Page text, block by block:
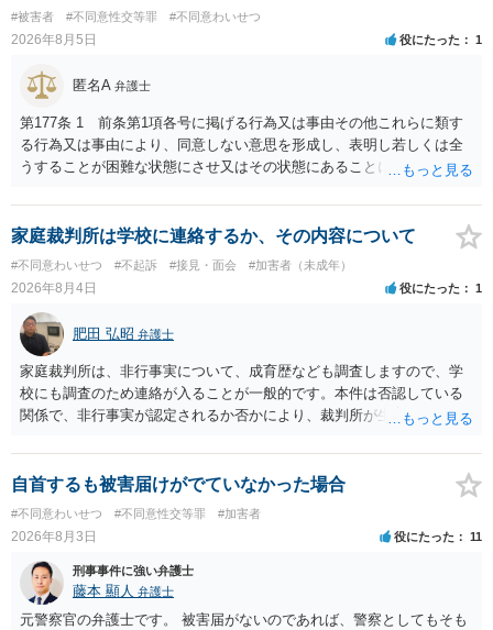
#被害者 #不同意性交等罪 #不同意わいせつ
2026年8月5日 役にたった 1
匿名A 弁護士
第177条 1 前条第1項各号に掲げる行為又は事由その他これらに類す
る行為又は事由により、同意しない意思を形成し、表明し若しくは全
うすることが困難な状態にさせ又はその状態にあることに乗じて、性
く。）若しくは物を挿入する行為であってわいせつなもの（以下この
条及び第179条第2項において「性交等」という。）をした者は、婚姻
関係の有無にかかわらず、5年以上の有期拘禁刑に処する。 第176条 1
次に掲げる行為又は事由その他これらに類する行為又は事由により、
同意しない意思を形成し、表明し若しくは全うすることが困難な状態
にさせ又はその状態にあることに乗じて、わいせつな行為をした者
は、婚姻関係の有無にかかわらず、6月以上10年以下の拘禁刑に処す
る。 ③アルコール若しくは薬物を摂取させること又はそれらの影響が
あること。 以上の通りですから、アルコール摂取だけでなく、「同意
しない意思を形成し、表明し若しくは全うすることが困難な状態」で
家庭裁判所は学校に連絡するか、その内容について
#不同意わいせつ #不起訴 #接見・面会 #加害者（未成年）
2026年8月4日 役にたった 1
肥田 弘昭 弁護士
家庭裁判所は、非行事実について、成育歴なども調査しますので、学
校にも調査のため連絡が入ることが一般的です。本件は否認している
関係で、非行事実が認定されるか否かにより、裁判所が生育歴なども
ば無罪であり、非行がないのですから、その先の調査はないかと思い
ます。ご参考にしてください。
自首するも被害届けがでていなかった場合
#不同意わいせつ #不同意性交等罪 #加害者
2026年8月3日 役にたった 11
刑事事件に強い弁護士
藤本 顯人 弁護士
元警察官の弁護士です。 被害届がないのであれば、警察としてもそも